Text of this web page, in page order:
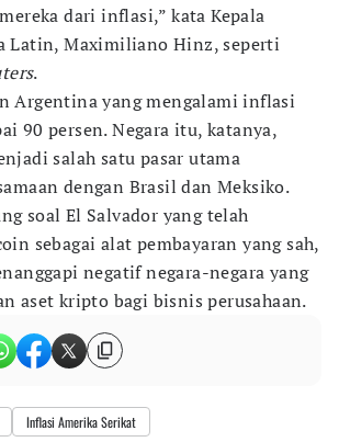
dari inflasi,” kata Kepala
Latin, Maximiliano Hinz, seperti
.
Argentina yang mengalami inflasi
90 persen. Negara itu, katanya,
salah satu pasar utama
dengan Brasil dan Meksiko.
soal El Salvador yang telah
sebagai alat pembayaran yang sah,
negatif negara-negara yang
aset kripto bagi bisnis perusahaan.
Inflasi Amerika Serikat